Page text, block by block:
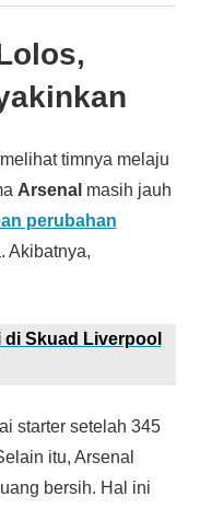
timnya melaju
Arsenal masih jauh
perubahan
Akibatnya,
di Skuad Liverpool
starter setelah 345
itu, Arsenal
bersih. Hal ini